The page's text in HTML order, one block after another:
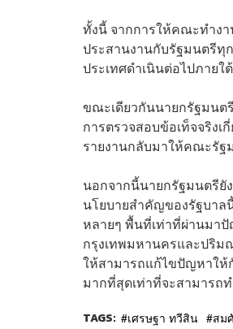
ทั้งนี้ จากการให้คณะทำง
ประสานงานกับรัฐมนตรีทุ
ประเทศดำเนินต่อไปภาย
ขณะเดียวกันนายกรัฐมนต
การตรวจสอบข้อเท็จจริง
รายงานกลับมาให้คณะรัฐ
นอกจากนี้นายกรัฐมนตรียั
นโยบายสำคัญของรัฐบาล
หลายๆ พื้นที่เท่าที่ผ่านมา
กรุงเทพมหานครและปริม
ให้สามารถแก้ไขปัญหาให้
มากที่สุดเท่าที่จะสามารถ
TAGS: เศรษฐา ทวีสิน สม